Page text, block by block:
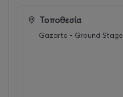
Τοποθεσία
Gazarte - Ground Stage